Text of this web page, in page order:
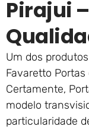
Pirajui
Um dos
Favaretto
Certamente,
modelo
particularidade